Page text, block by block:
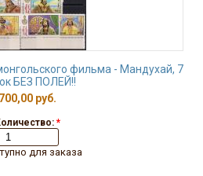
фильма - Мандухай, 7
БЕЗ ПОЛЕЙ!!
700,00 руб.
*
для заказа